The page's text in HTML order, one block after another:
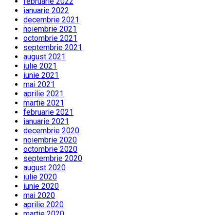
ianuarie 2022
decembrie 2021
noiembrie 2021
octombrie 2021
septembrie 2021
august 2021
iulie 2021
iunie 2021
mai 2021
aprilie 2021
martie 2021
februarie 2021
ianuarie 2021
decembrie 2020
noiembrie 2020
octombrie 2020
septembrie 2020
august 2020
iulie 2020
iunie 2020
mai 2020
aprilie 2020